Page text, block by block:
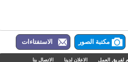
مكتبة الصور الاستفتاءات
لفريق العمل الاعلان لدينا الاتصال بنا